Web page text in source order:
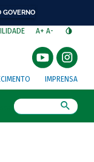
GOVERNO
A+ A-
IMPRENSA